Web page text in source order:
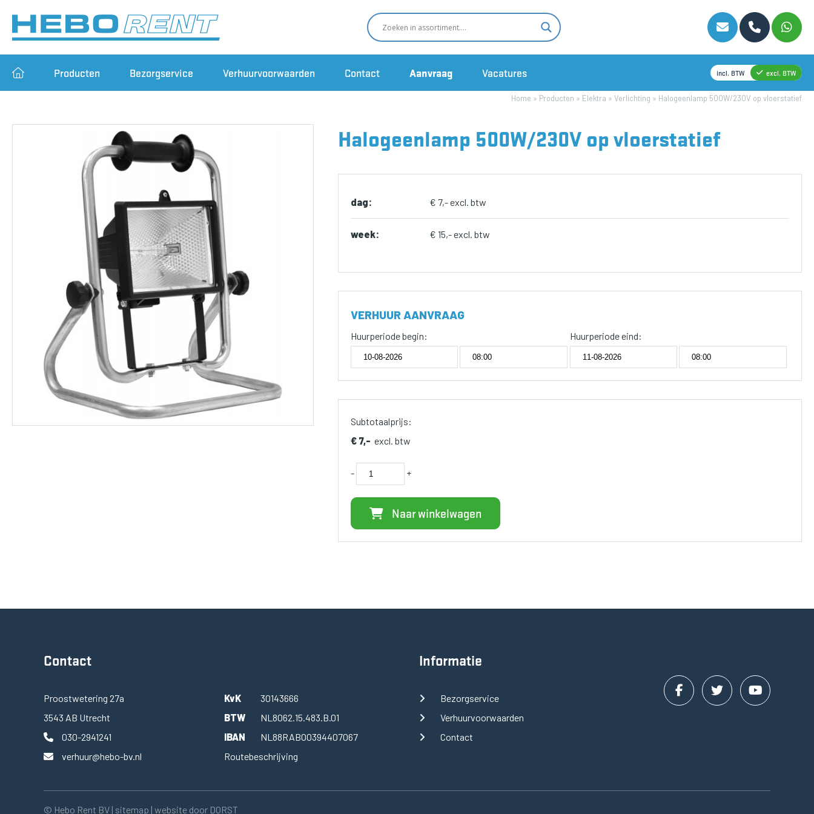
Producten Bezorgservice Verhuurvoorwaarden Contact Aanvraag Vacatures incl. BTW excl. BTW
Home » Producten » Elektra » Verlichting » Halogeenlamp 500W/230V op vloerstatief
Halogeenlamp 500W/230V op vloerstatief
dag: € 7,- excl. btw
week: € 15,- excl. btw
VERHUUR AANVRAAG
Huurperiode begin: Huurperiode eind:
Subtotaalprijs:
€ 7,- excl. btw
- +
Naar winkelwagen
Contact
Proostwetering 27a
3543 AB Utrecht
030-2941241
verhuur@hebo-bv.nl
KvK
30143666
BTW
NL8062.15.483.B.01
IBAN
NL88RABO0394407067
Routebeschrijving
Informatie
Bezorgservice
Verhuurvoorwaarden
Contact
© Hebo Rent BV | sitemap | website door DORST